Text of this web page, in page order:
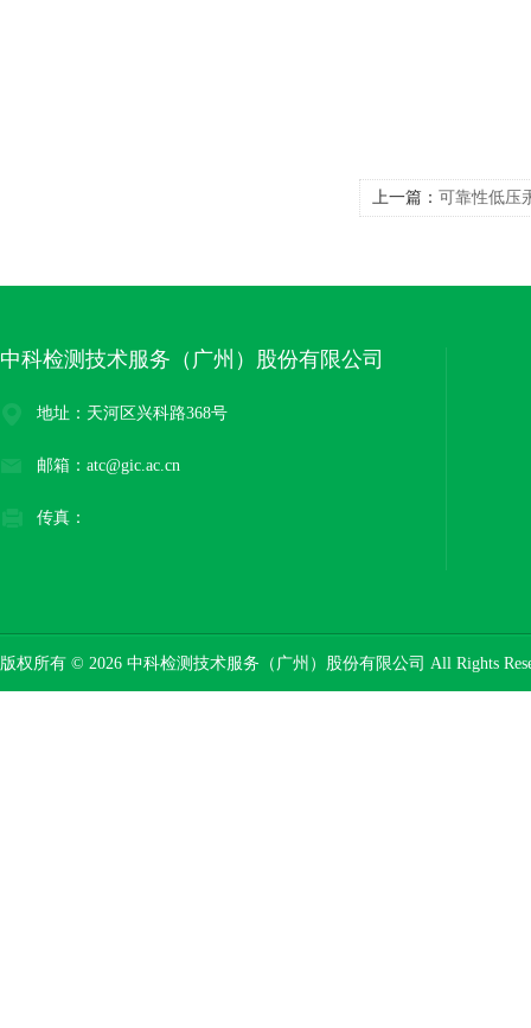
上一篇： 可靠性低压
中科检测技术服务（广州）股份有限公司
地址：天河区兴科路368号
邮箱：atc@gic.ac.cn
传真：
版权所有 © 2026 中科检测技术服务（广州）股份有限公司 All Rights